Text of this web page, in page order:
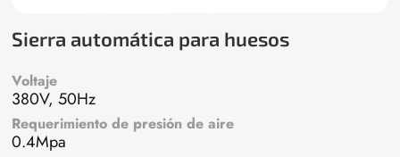
Sierra automática para huesos
Voltaje
380V, 50Hz
Requerimiento de presión de aire
0.4Mpa